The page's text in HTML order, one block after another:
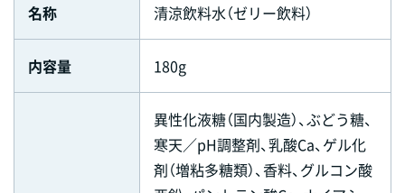
名称 清涼飲料水（ゼリー飲料）
内容量 180g
異性化液糖（国内製造）、ぶどう糖、
寒天／pH調整剤、乳酸Ca、ゲル化
剤（増粘多糖類）、香料、グルコン酸